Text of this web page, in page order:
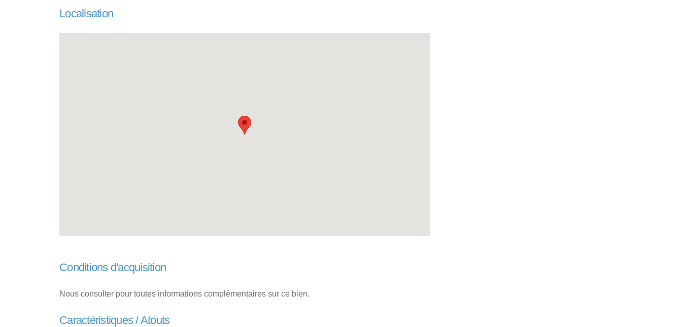
Localisation
Conditions d'acquisition
Nous consulter pour toutes informations complémentaires sur ce bien.
Caractéristiques / Atouts